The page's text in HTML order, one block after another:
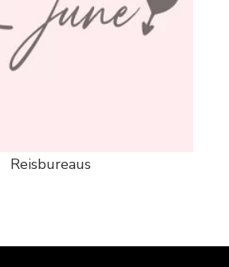
Reisbureaus